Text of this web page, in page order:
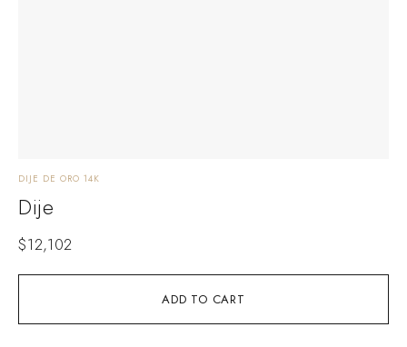
ADD TO CART
DIJE DE ORO 14K
Dije
$12,102